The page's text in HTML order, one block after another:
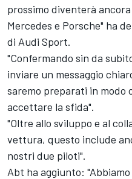
prossimo diventerà
Mercedes e Porsche" ha
di Audi Sport.
"Confermando sin da
inviare un messaggio
saremo preparati in modo
accettare la sfida".
"Oltre allo sviluppo e al
vettura, questo include
nostri due piloti".
Abt ha aggiunto: